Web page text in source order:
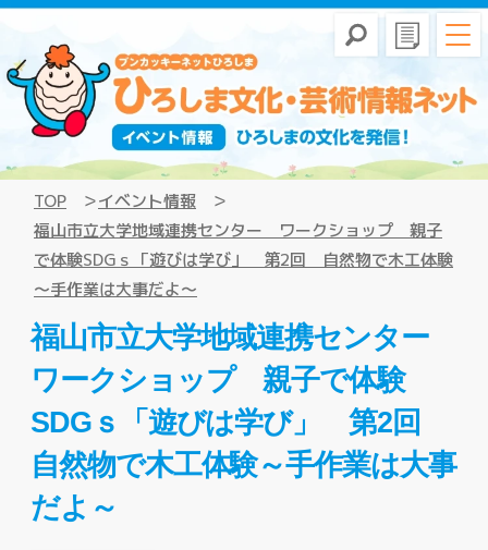
TOP
イベント情報
福山市立大学地域連携センター ワークショップ 親子
で体験SDGｓ「遊びは学び」 第2回 自然物で木工体験
～手作業は大事だよ～
福山市立大学地域連携センター
ワークショップ 親子で体験
SDGｓ「遊びは学び」 第2回
自然物で木工体験～手作業は大事
だよ～